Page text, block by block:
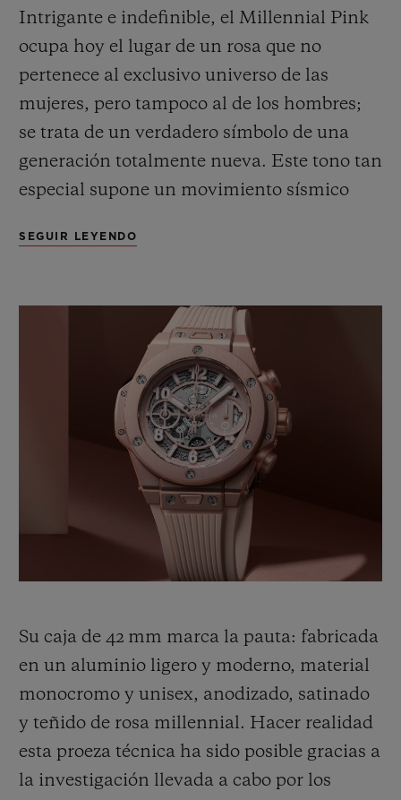
Intrigante e indefinible, el Millennial Pink
ocupa hoy el lugar de un rosa que no
pertenece al exclusivo universo de las
mujeres, pero tampoco al de los hombres;
se trata de un verdadero símbolo de una
generación totalmente nueva. Este tono tan
especial supone un movimiento sísmico
reconsiderando los valores tradicionales
positividad. El rosa, este rosa, expresa un
enfoque de la vida seguro, inclusivo y
agradable. Una visión joven y fresca, llena
de sustancia, que redefine el estilo.
Esta ilustración cromática de una nueva
era no podía escapársele a Lapo Elkann,
fundador y directorcreativo
Italia, ni a su equipo. Esta forma de pensar,
compartida por Hublot y su socio Garage
SEGUIR LEYENDO
Su caja de 42 mm marca la pauta: fabricada
en un aluminio ligero y moderno, material
monocromo y unisex, anodizado, satinado
y teñido de rosa millennial. Hacer realidad
esta proeza técnica ha sido posible gracias a
la investigación llevada a cabo por los